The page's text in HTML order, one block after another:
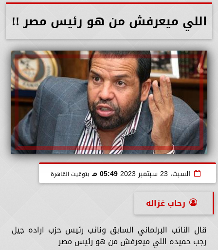
اللي ميعرفش من هو رئيس مصر !!
السبت، 23 سبتمبر 2023 05:49 مـ بتوقيت القاهرة
رحاب غزاله
قال النائب البرلماني السابق ونائب رئيس حزب اراده جيل
رجب حميده اللي ميعرفش من هو رئيس مصر